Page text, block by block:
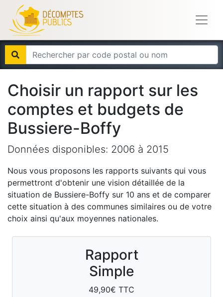
Choisir un rapport sur les
comptes et budgets de
Bussiere-Boffy
Données disponibles: 2006 à 2015
Nous vous proposons les rapports suivants qui vous
permettront d'obtenir une vision détaillée de la
situation de Bussiere-Boffy sur 10 ans et de comparer
cette situation à des communes similaires ou de votre
choix ainsi qu'aux moyennes nationales.
Rapport
Simple
49,90€ TTC